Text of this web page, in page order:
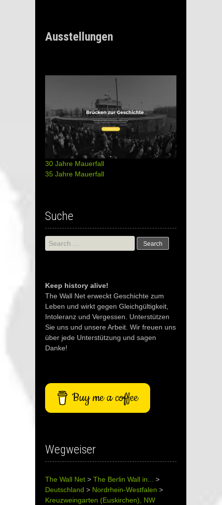
Ausstellungen
30 Jahre Mauerfall
35 Jahre Mauerfall
Suche
Search
for:
Keep history alive!
The Wall Net erweckt Geschichte zum
Leben und wirkt gegen Gleichgültigkeit,
Intoleranz und Vergessen. Unterstützen
Sie uns und unsere Arbeit. Wir freuen uns
über jede Unterstützung und sagen
Danke!
Buy me a coffee
Wegweiser
The Wall Net > The Berlin Wall in...
>
Deutschland > Nordrhein-Westfalen >
Kreuzweingarten (Euskirchen), NW